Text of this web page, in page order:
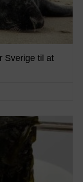
Sverige til at